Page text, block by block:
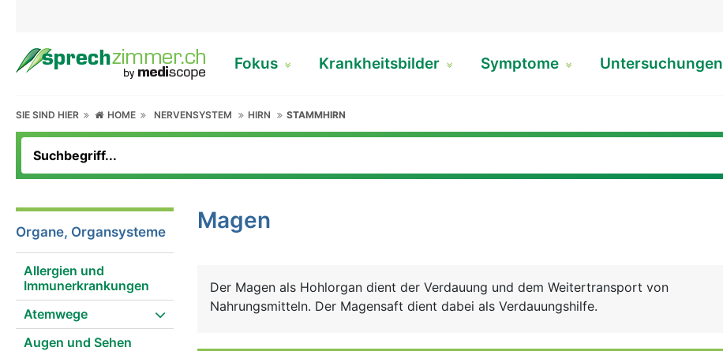
Fokus Krankheitsbilder Symptome Untersuchungen
SIE SIND HIER HOME NERVENSYSTEM HIRN STAMMHIRN
Organe, Organsysteme
Allergien und
Immunerkrankungen
Atemwege
Augen und Sehen
Magen
Der Magen als Hohlorgan dient der Verdauung und dem Weitertransport von
Nahrungsmitteln. Der Magensaft dient dabei als Verdauungshilfe.